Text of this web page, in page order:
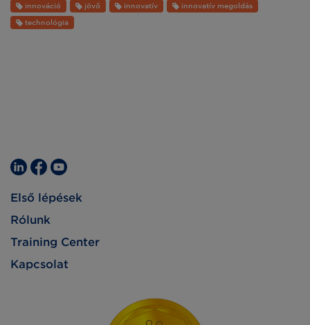
innováció jövő innovatív
innovatív megoldás
technológia
Első lépések
Rólunk
Training Center
Kapcsolat